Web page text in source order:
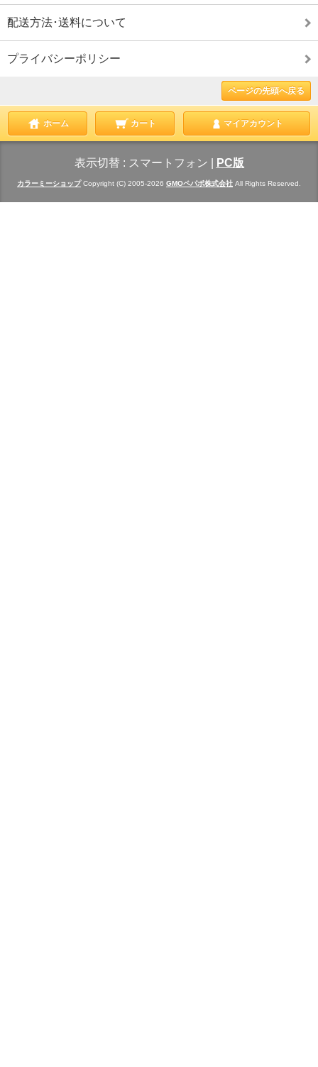
配送方法･送料について
プライバシーポリシー
ページの先頭へ戻る
ホーム カート マイアカウント
表示切替 : スマートフォン PC版
カラーミーショップCopyright (C) 2005-2026 GMOペパボ株式会社 All Rights Reserved.